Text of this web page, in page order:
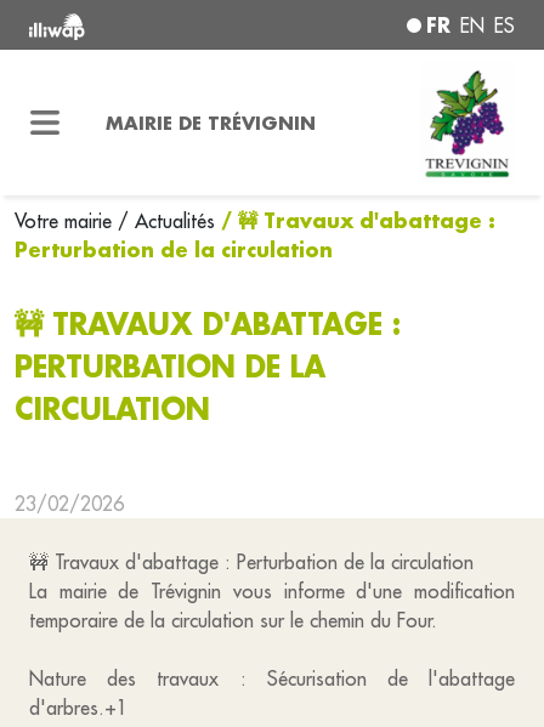
FR EN ES
MAIRIE DE TRÉVIGNIN
Votre mairie / Actualités / 🚧 Travaux d'abattage :
Perturbation de la circulation
🚧 TRAVAUX D'ABATTAGE :
PERTURBATION DE LA
CIRCULATION
23/02/2026
🚧 Travaux d'abattage : Perturbation de la circulation
La mairie de Trévignin vous informe d'une modification
temporaire de la circulation sur le chemin du Four.
Nature des travaux : Sécurisation de l'abattage
d'arbres.+1